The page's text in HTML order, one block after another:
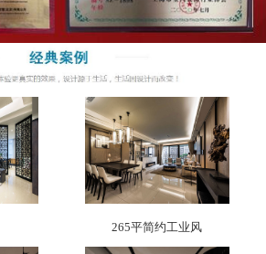
265平简约工业风